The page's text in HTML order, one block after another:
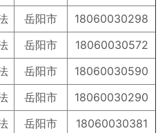
岳阳市
18060030298
岳阳市
18060030572
岳阳市
18060030590
岳阳市
18060030290
岳阳市
18060030381